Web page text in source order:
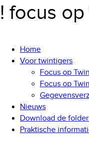
! focus op
Home
Voor twintigers
Focus op
Focus op
Nieuws
Download de
Praktische